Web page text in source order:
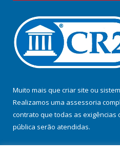
Muito mais que criar site ou
Realizamos uma assessoria
contrato que todas as exigências
pública serão atendidas.